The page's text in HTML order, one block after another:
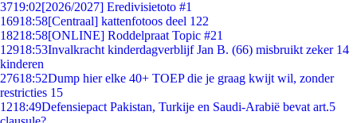
3719:02[2026/2027] Eredivisietoto #1
16918:58[Centraal] kattenfotoos deel 122
18218:58[ONLINE] Roddelpraat Topic #21
12918:53Invalkracht kinderdagverblijf Jan B. (66) misbruikt zeker 14
kinderen
27618:52Dump hier elke 40+ TOEP die je graag kwijt wil, zonder
restricties 15
1218:49Defensiepact Pakistan, Turkije en Saudi-Arabië bevat art.5